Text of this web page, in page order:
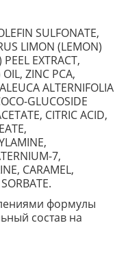
SULFONATE,
LIMON (LEMON)
EXTRACT,
ZINC PCA,
ALTERNIFOLIA
GLUCOSIDE
CITRIC ACID,
7,
CARAMEL,
формулы
состав на